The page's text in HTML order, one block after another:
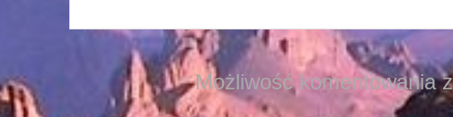
Możliwość komentowania